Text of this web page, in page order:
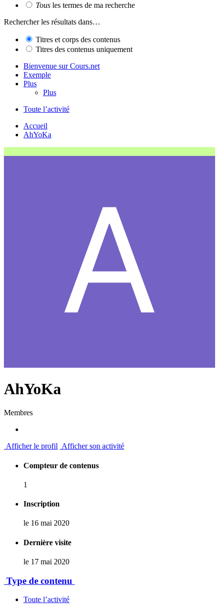
Tous les termes de ma recherche
Rechercher les résultats dans…
Titres et corps des contenus
Titres des contenus uniquement
Bienvenue sur Cours.net
Exemple
Plus
Plus
Toute l’activité
Accueil
AhYoKa
AhYoKa
Membres
Afficher le profil Afficher son activité
Compteur de contenus
1
Inscription
le 16 mai 2020
Dernière visite
le 17 mai 2020
Type de contenu
Toute l’activité